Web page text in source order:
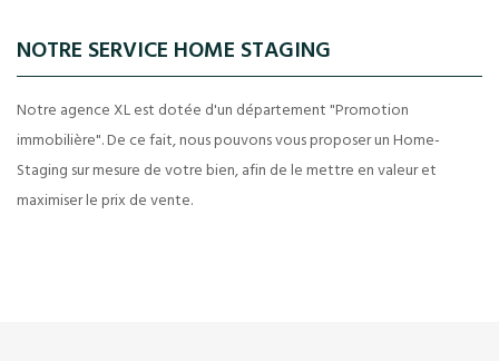
NOTRE SERVICE HOME STAGING
Notre agence XL est dotée d'un département "Promotion
immobilière". De ce fait, nous pouvons vous proposer un Home-
Staging sur mesure de votre bien, afin de le mettre en valeur et
maximiser le prix de vente.